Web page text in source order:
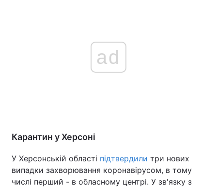
ad
Карантин у Херсоні
У Херсонській області підтвердили три нових
випадки захворювання коронавірусом, в тому
числі перший - в обласному центрі. У зв'язку з